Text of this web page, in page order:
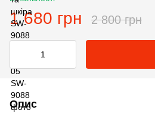
1 680 грн 2 800 грн
Опис